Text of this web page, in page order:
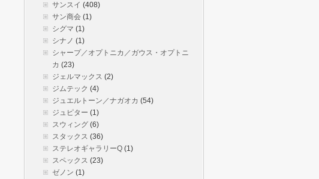
サンスイ (408)
サン商会 (1)
シグマ (1)
シナノ (1)
シャープ／オプトニカ／ガウス・オプトニ
カ (23)
ジェルマックス (2)
ジムテック (4)
ジュエルトーン／ナガオカ (54)
ジュピター (1)
スウィング (6)
スタックス (36)
ステレオギャラリーQ (1)
スペックス (23)
ゼノン (1)